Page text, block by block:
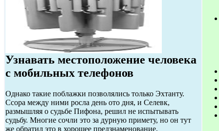
Узнавать местоположение человека
с мобильных телефонов
Однако такие поблажки позволялись только Эхтанту.
Ссора между ними росла день ото дня, и Селевк,
размышляя о судьбе Пифона, решил не испытывать
судьбу. Многие сочли это за дурную примету, но он тут
же обратил это в хорошее предзнаменование,